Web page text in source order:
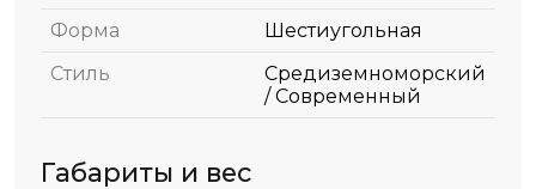
Форма
Шестиугольная
Стиль
Средиземноморский
/ Современный
Габариты и вес